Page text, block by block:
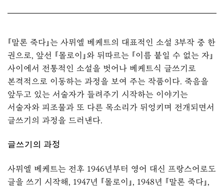
『말론 죽다』는 사뮈엘 베케트의 대표적인 소설 3부작 중 한
권으로, 앞선 『몰로이』와 뒤따르는 『이름 붙일 수 없는 자』
사이에서 전통적인 소설을 벗어나 베케트식 글쓰기로
본격적으로 이동하는 과정을 보여 주는 작품이다. 죽음을
앞두고 있는 서술자가 들려주기 시작하는 이야기는
서술자와 피조물과 또 다른 목소리가 뒤엉키며 전개되면서
글쓰기의 과정을 드러낸다.
글쓰기의 과정
사뮈엘 베케트는 전후 1946년부터 영어 대신 프랑스어로도
글을 쓰기 시작해, 1947년 『몰로이』, 1948년 『말론 죽다』,